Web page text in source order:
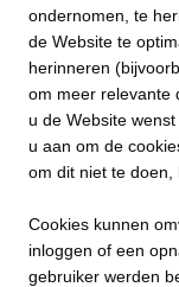
ondernomen, te
de Website te
herinneren
om meer relevante
u de Website
u aan om de
om dit niet te doen,
Cookies kunnen
inloggen of een
gebruiker werden